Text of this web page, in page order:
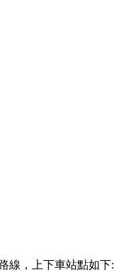
線，上下車站點如下: